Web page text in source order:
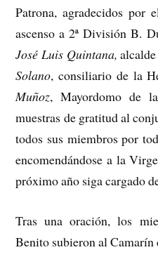
Patrona, agradecidos por
ascenso a 2ª División B.
José Luis Quintana,
Solano, consiliario de la
Muñoz, Mayordomo de
muestras de gratitud al
todos sus miembros por
encomendándose a la
próximo año siga cargado
Tras una oración, los
Benito subieron al Camarín